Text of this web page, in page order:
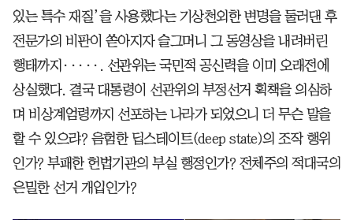
있는 특수 재질’을 사용했다는 기상천외한 변명을 둘러댄 후
전문가의 비판이 쏟아지자 슬그머니 그 동영상을 내려버린
행태까지·····. 선관위는 국민적 공신력을 이미 오래전에
상실했다. 결국 대통령이 선관위의 부정선거 획책을 의심하
며 비상계엄령까지 선포하는 나라가 되었으니 더 무슨 말을
할 수 있으랴? 음험한 딥스테이트(deep state)의 조작 행위
인가? 부패한 헌법기관의 부실 행정인가? 전체주의 적대국의
은밀한 선거 개입인가?